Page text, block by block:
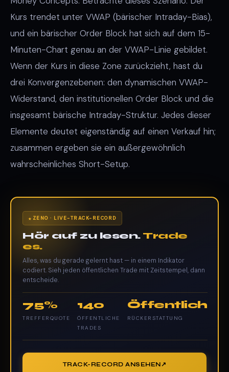
Kurs trendet unter VWAP (bärischer Intraday-Bias),
und ein bärischer Order Block hat sich auf dem 15-
Minuten-Chart genau an der VWAP-Linie gebildet.
Wenn der Kurs in diese Zone zurückzieht, hast du
drei Konvergenzebenen: den dynamischen VWAP-
Widerstand, den institutionellen Order Block und die
insgesamt bärische Intraday-Struktur. Jedes dieser
Elemente deutet eigenständig auf einen Verkauf hin;
zusammen ergeben sie ein außergewöhnlich
wahrscheinliches Short-Setup.
ZENO · LIVE-TRACK-RECORD
Hör auf zu lesen. Trade
es.
Alles, was du gerade gelernt hast — in einem Indikator
codiert. Sieh jeden öffentlichen Trade mit Zeitstempel, dann
entscheide.
75%
TREFFERQUOTE
140
ÖFFENTLICHE
TRADES
Öffentlich
RÜCKERSTATTUNG
TRACK-RECORD ANSEHEN